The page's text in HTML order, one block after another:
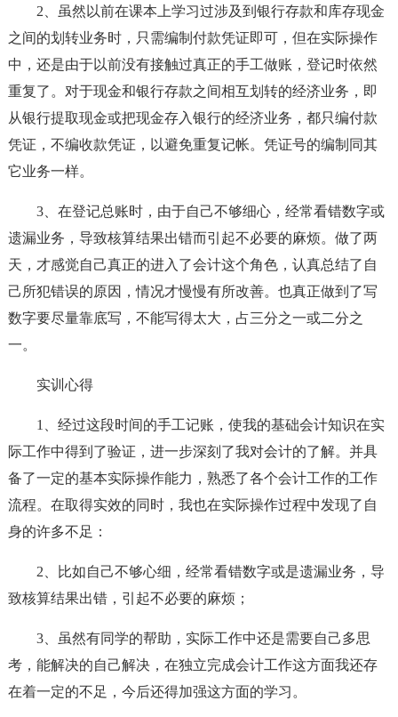
2、虽然以前在课本上学习过涉及到银行存款和库存现金
之间的划转业务时，只需编制付款凭证即可，但在实际操作
中，还是由于以前没有接触过真正的手工做账，登记时依然
重复了。对于现金和银行存款之间相互划转的经济业务，即
从银行提取现金或把现金存入银行的经济业务，都只编付款
凭证，不编收款凭证，以避免重复记帐。凭证号的编制同其
它业务一样。
3、在登记总账时，由于自己不够细心，经常看错数字或
遗漏业务，导致核算结果出错而引起不必要的麻烦。做了两
天，才感觉自己真正的进入了会计这个角色，认真总结了自
己所犯错误的原因，情况才慢慢有所改善。也真正做到了写
数字要尽量靠底写，不能写得太大，占三分之一或二分之
一。
实训心得
1、经过这段时间的手工记账，使我的基础会计知识在实
际工作中得到了验证，进一步深刻了我对会计的了解。并具
备了一定的基本实际操作能力，熟悉了各个会计工作的工作
流程。在取得实效的同时，我也在实际操作过程中发现了自
身的许多不足：
2、比如自己不够心细，经常看错数字或是遗漏业务，导
致核算结果出错，引起不必要的麻烦；
3、虽然有同学的帮助，实际工作中还是需要自己多思
考，能解决的自己解决，在独立完成会计工作这方面我还存
在着一定的不足，今后还得加强这方面的学习。